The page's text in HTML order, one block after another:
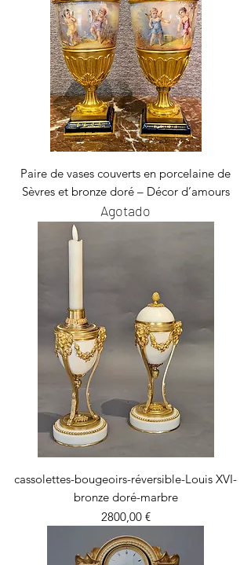
Paire de vases couverts en porcelaine de
Sèvres et bronze doré – Décor d’amours
Agotado
cassolettes-bougeoirs-réversible-Louis XVI-
bronze doré-marbre
Precio
2800,00 €